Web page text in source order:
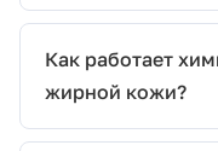
Как работает
жирной кожи?